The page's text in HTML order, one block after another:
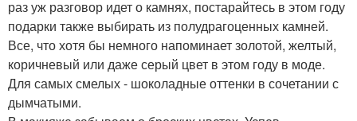
раз уж разговор идет о камнях, постарайтесь в этом году
подарки также выбирать из полудрагоценных камней.
Все, что хотя бы немного напоминает золотой, желтый,
коричневый или даже серый цвет в этом году в моде.
Для самых смелых - шоколадные оттенки в сочетании с
дымчатыми.